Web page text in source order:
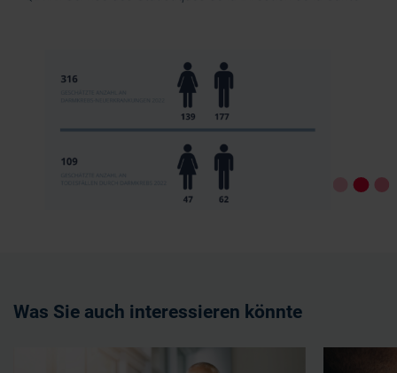
Was Sie auch interessieren könnte